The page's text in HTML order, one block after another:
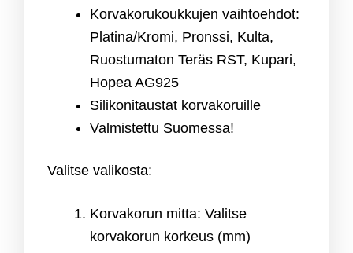
Korvakorukoukkujen vaihtoehdot:
Platina/Kromi, Pronssi, Kulta,
Ruostumaton Teräs RST, Kupari,
Hopea AG925
Silikonitaustat korvakoruille
Valmistettu Suomessa!
Valitse valikosta:
Korvakorun mitta: Valitse
korvakorun korkeus (mm)